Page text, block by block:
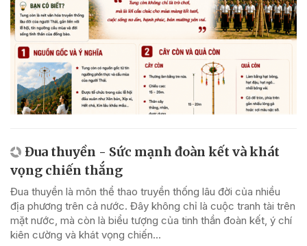
Đua thuyền - Sức mạnh đoàn kết và khát
vọng chiến thắng
Đua thuyền là môn thể thao truyền thống lâu đời của nhiều
địa phương trên cả nước. Đây không chỉ là cuộc tranh tài trên
mặt nước, mà còn là biểu tượng của tinh thần đoàn kết, ý chí
kiên cường và khát vọng chiến...